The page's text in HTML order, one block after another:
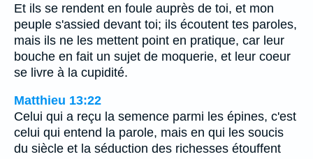
Et ils se rendent en foule auprès de toi, et mon
peuple s'assied devant toi; ils écoutent tes paroles,
mais ils ne les mettent point en pratique, car leur
bouche en fait un sujet de moquerie, et leur coeur
se livre à la cupidité.
Matthieu 13:22
Celui qui a reçu la semence parmi les épines, c'est
celui qui entend la parole, mais en qui les soucis
du siècle et la séduction des richesses étouffent